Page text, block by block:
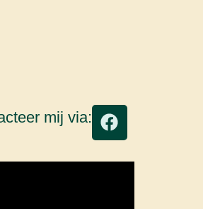
mij via: